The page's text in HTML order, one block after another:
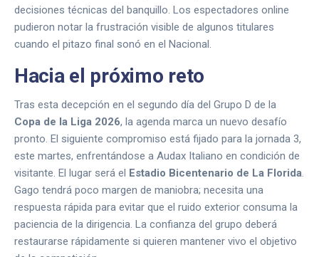
decisiones técnicas del banquillo. Los espectadores online
pudieron notar la frustración visible de algunos titulares
cuando el pitazo final sonó en el Nacional.
Hacia el próximo reto
Tras esta decepción en el segundo día del Grupo D de la
Copa de la Liga 2026, la agenda marca un nuevo desafío
pronto. El siguiente compromiso está fijado para la jornada 3,
este martes, enfrentándose a Audax Italiano en condición de
visitante. El lugar será el Estadio Bicentenario de La Florida.
Gago tendrá poco margen de maniobra; necesita una
respuesta rápida para evitar que el ruido exterior consuma la
paciencia de la dirigencia. La confianza del grupo deberá
restaurarse rápidamente si quieren mantener vivo el objetivo